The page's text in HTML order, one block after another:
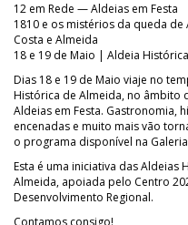
12 em Rede — Aldeias em Festa
1810 e os mistérios da queda de
Costa e Almeida
18 e 19 de Maio | Aldeia
Dias 18 e 19 de Maio viaje no
Histórica de Almeida, no âmbito
Aldeias em Festa. Gastronomia,
encenadas e muito mais vão
o programa disponível na
Esta é uma iniciativa das
Almeida, apoiada pelo Centro
Desenvolvimento Regional.
Contamos consigo!